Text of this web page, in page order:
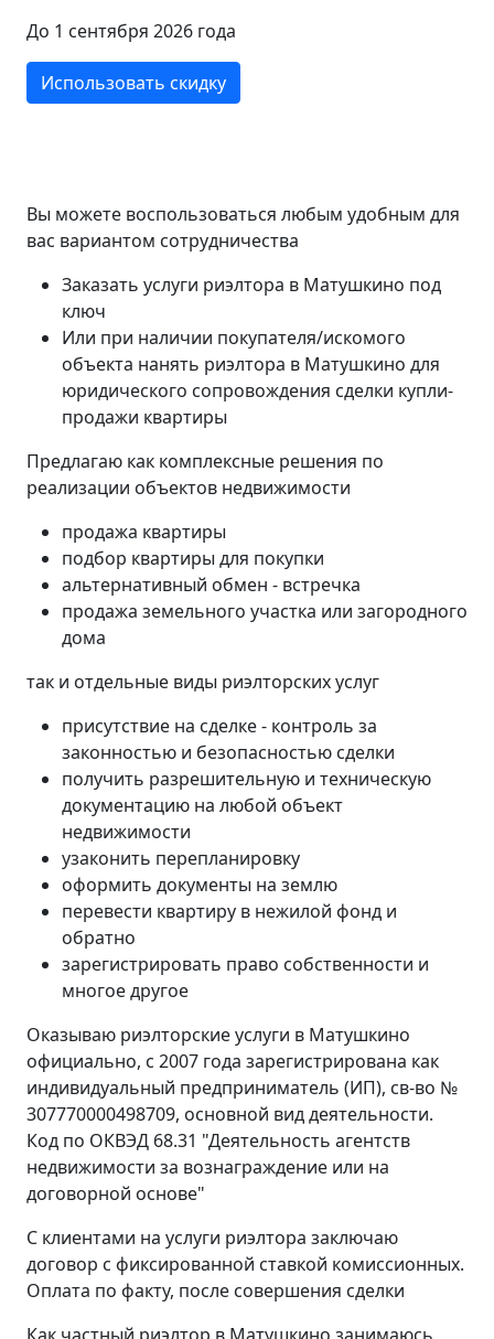
До 1 сентября 2026 года
Использовать скидку
Вы можете воспользоваться любым удобным для
вас вариантом сотрудничества
Заказать услуги риэлтора в Матушкино под
ключ
Или при наличии покупателя/искомого
объекта нанять риэлтора в Матушкино для
юридического сопровождения сделки купли-
продажи квартиры
Предлагаю как комплексные решения по
реализации объектов недвижимости
продажа квартиры
подбор квартиры для покупки
альтернативный обмен - встречка
продажа земельного участка или загородного
дома
так и отдельные виды риэлторских услуг
присутствие на сделке - контроль за
законностью и безопасностью сделки
получить разрешительную и техническую
документацию на любой объект
недвижимости
узаконить перепланировку
оформить документы на землю
перевести квартиру в нежилой фонд и
обратно
зарегистрировать право собственности и
многое другое
Оказываю риэлторские услуги в Матушкино
официально, с 2007 года зарегистрирована как
индивидуальный предприниматель (ИП), св-во №
307770000498709, основной вид деятельности.
Код по ОКВЭД 68.31 "Деятельность агентств
недвижимости за вознаграждение или на
договорной основе"
С клиентами на услуги риэлтора заключаю
договор с фиксированной ставкой комиссионных.
Оплата по факту, после совершения сделки